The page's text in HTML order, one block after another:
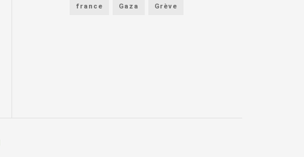
france Gaza Grève